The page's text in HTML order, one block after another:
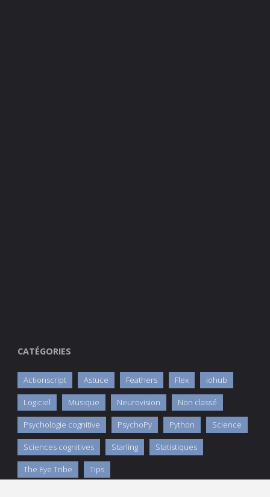
CATÉGORIES
Actionscript Astuce Feathers Flex iohub
Logiciel Musique Neurovision Non classé
Psychologie cognitive PsychoPy Python Science
Sciences cognitives Starling Statistiques
The Eye Tribe Tips